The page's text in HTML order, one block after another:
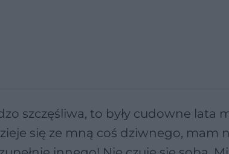
szczęśliwa, to były cudowne lata
się ze mną coś dziwnego, mam